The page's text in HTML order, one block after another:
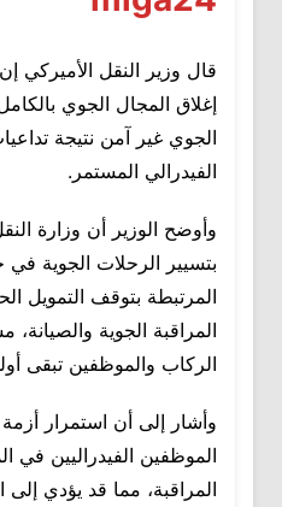
قال وزير النقل الأميركي
إغلاق المجال الجوي
الجوي غير آمن نتيجة
الفيدرالي المستمر.
وأوضح الوزير أن وزارة
بتسيير الرحلات الجوية
المرتبطة بتوقف التمويل
المراقبة الجوية
الركاب والموظفين تبقى
وأشار إلى أن استمرار
الموظفين الفيدراليين في
المراقبة، مما قد يؤدي